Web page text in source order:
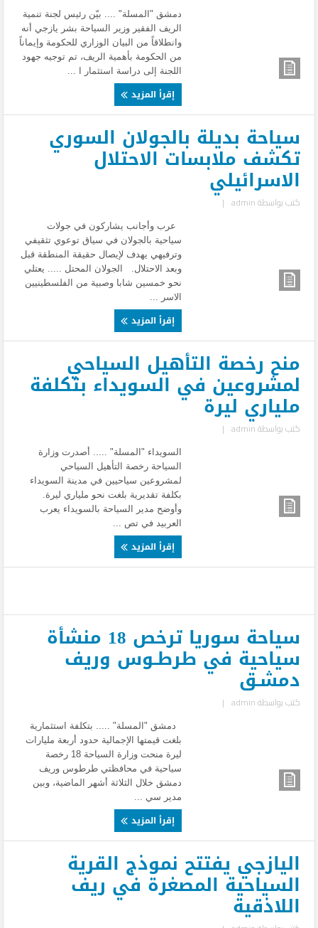
دمشق "المسلة" .... بيّن رئيس لجنة تنمية
الريف الفقير وزير السياحة بشر يازجي أنه
وانطلاقاً من البيان الوزاري للحكومة وإيماناً
من الحكومة بأهمية الريف، تم توجيه جهود
اللجنة إلى دراسة استثمار ا ...
إقرأ المزيد
سياحة بديلة بالجولان السوري
تكشف ملابسات الاحتلال
الاسرائيلي
كتب بواسطةadmin
|
عرب وأجانب يشاركون في جولات
سياحية بالجولان في سياق توعوي تثقيفي
وترفيهي يهدف لإيصال حقيقة المنطقة قبل
وبعد الاحتلال. الجولان المحتل ..... يعتلي
نحو خمسين شابا وصبية من الفلسطينيين
الاسر ...
إقرأ المزيد
منح رخصة التأهيل السياحي
لمشروعين في السويداء بتكلفة
ملياري ليرة
كتب بواسطةadmin
|
السويداء "المسلة" ..... أصدرت وزارة
السياحة رخصة التأهيل السياحي
لمشروعين سياحيين في مدينة السويداء
بكلفة تقديرية بلغت نحو ملياري ليرة.
وأوضح مدير السياحة بالسويداء يعرب
العربيد في تص ...
إقرأ المزيد
سياحة سوريا ترخص 18 منشأة
سياحية في طرطـوس وريف
دمشـق
كتب بواسطةadmin
|
دمشق "المسلة" ..... بتكلفة استثمارية
بلغت قيمتها الإجمالية حدود أربعة مليارات
ليرة منحت وزارة السياحة 18 رخصة
سياحية في محافظتي طرطوس وريف
دمشق خلال الثلاثة أشهر الماضية، وبين
مدير سي ...
إقرأ المزيد
اليازجي يفتتح نموذج القرية
السياحية المصغرة في ريف
اللاذقية